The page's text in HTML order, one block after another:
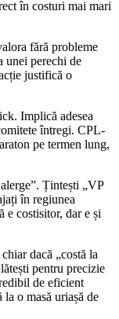
în costuri mai mari
fără probleme
unei perechi de
justifică o
Implică adesea
întregi. CPL-
pe termen lung,
Țintești „VP
în regiunea
e costisitor, dar e și
chiar dacă „costă la
pentru precizie
de eficient
o masă uriașă de